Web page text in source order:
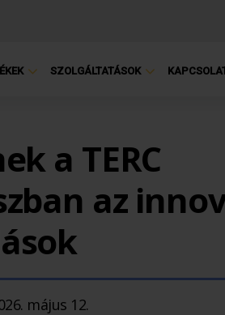
SZOLGÁLTATÁSOK
a TERC
az
május 12.